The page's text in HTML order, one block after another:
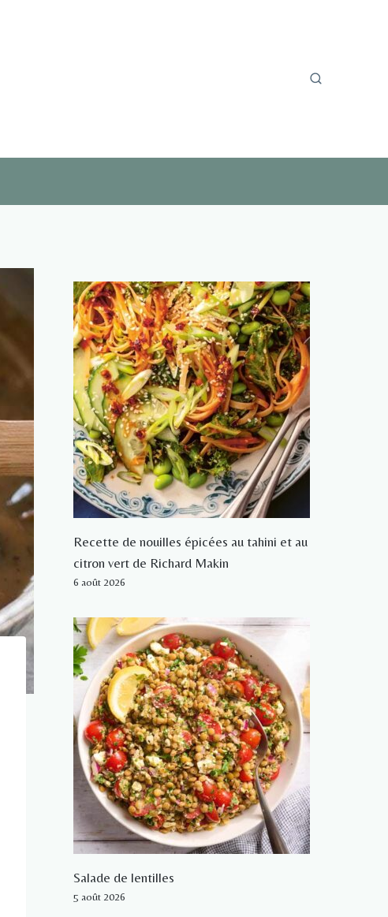
Recette de nouilles épicées au tahini et au
citron vert de Richard Makin
6 août 2026
Salade de lentilles
5 août 2026